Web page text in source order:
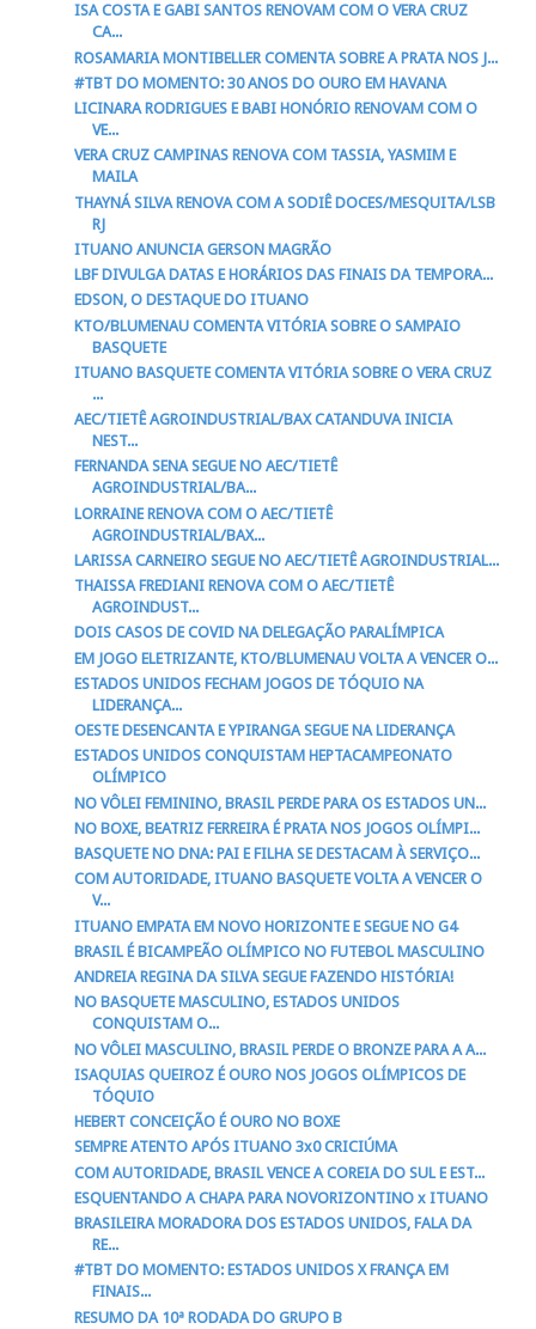
ISA COSTA E GABI SANTOS RENOVAM COM O VERA CRUZ
CA...
ROSAMARIA MONTIBELLER COMENTA SOBRE A PRATA NOS J...
#TBT DO MOMENTO: 30 ANOS DO OURO EM HAVANA
LICINARA RODRIGUES E BABI HONÓRIO RENOVAM COM O
VE...
VERA CRUZ CAMPINAS RENOVA COM TASSIA, YASMIM E
MAILA
THAYNÁ SILVA RENOVA COM A SODIÊ DOCES/MESQUITA/LSB
RJ
ITUANO ANUNCIA GERSON MAGRÃO
LBF DIVULGA DATAS E HORÁRIOS DAS FINAIS DA TEMPORA...
EDSON, O DESTAQUE DO ITUANO
KTO/BLUMENAU COMENTA VITÓRIA SOBRE O SAMPAIO
BASQUETE
ITUANO BASQUETE COMENTA VITÓRIA SOBRE O VERA CRUZ
...
AEC/TIETÊ AGROINDUSTRIAL/BAX CATANDUVA INICIA
NEST...
FERNANDA SENA SEGUE NO AEC/TIETÊ
AGROINDUSTRIAL/BA...
LORRAINE RENOVA COM O AEC/TIETÊ
AGROINDUSTRIAL/BAX...
LARISSA CARNEIRO SEGUE NO AEC/TIETÊ AGROINDUSTRIAL...
THAISSA FREDIANI RENOVA COM O AEC/TIETÊ
AGROINDUST...
DOIS CASOS DE COVID NA DELEGAÇÃO PARALÍMPICA
EM JOGO ELETRIZANTE, KTO/BLUMENAU VOLTA A VENCER O...
ESTADOS UNIDOS FECHAM JOGOS DE TÓQUIO NA
LIDERANÇA...
OESTE DESENCANTA E YPIRANGA SEGUE NA LIDERANÇA
ESTADOS UNIDOS CONQUISTAM HEPTACAMPEONATO
OLÍMPICO
NO VÔLEI FEMININO, BRASIL PERDE PARA OS ESTADOS UN...
NO BOXE, BEATRIZ FERREIRA É PRATA NOS JOGOS OLÍMPI...
BASQUETE NO DNA: PAI E FILHA SE DESTACAM À SERVIÇO...
COM AUTORIDADE, ITUANO BASQUETE VOLTA A VENCER O
V...
ITUANO EMPATA EM NOVO HORIZONTE E SEGUE NO G4
BRASIL É BICAMPEÃO OLÍMPICO NO FUTEBOL MASCULINO
ANDREIA REGINA DA SILVA SEGUE FAZENDO HISTÓRIA!
NO BASQUETE MASCULINO, ESTADOS UNIDOS
CONQUISTAM O...
NO VÔLEI MASCULINO, BRASIL PERDE O BRONZE PARA A A...
ISAQUIAS QUEIROZ É OURO NOS JOGOS OLÍMPICOS DE
TÓQUIO
HEBERT CONCEIÇÃO É OURO NO BOXE
SEMPRE ATENTO APÓS ITUANO 3x0 CRICIÚMA
COM AUTORIDADE, BRASIL VENCE A COREIA DO SUL E EST...
ESQUENTANDO A CHAPA PARA NOVORIZONTINO x ITUANO
BRASILEIRA MORADORA DOS ESTADOS UNIDOS, FALA DA
RE...
#TBT DO MOMENTO: ESTADOS UNIDOS X FRANÇA EM
FINAIS...
RESUMO DA 10ª RODADA DO GRUPO B